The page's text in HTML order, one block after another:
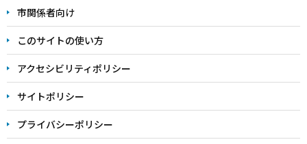
こ
ま
で
市関係者向け
このサイトの使い方
アクセシビリティポリシー
サイトポリシー
プライバシーポリシー